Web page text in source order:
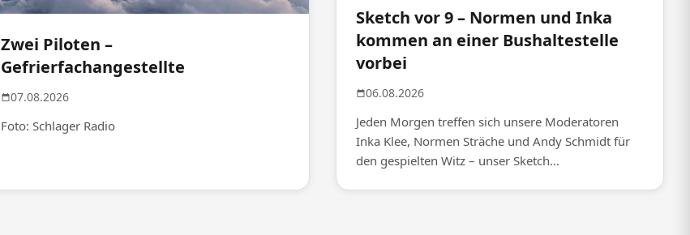
Zwei Piloten –
Gefrierfachangestellte
07.08.2026
Foto: Schlager Radio
Sketch vor 9 – Normen und Inka
kommen an einer Bushaltestelle
vorbei
06.08.2026
Jeden Morgen treffen sich unsere Moderatoren
Inka Klee, Normen Sträche und Andy Schmidt für
den gespielten Witz – unser Sketch...